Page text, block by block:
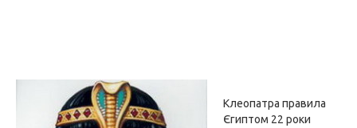
Клеопатра правила
Єгиптом 22 роки